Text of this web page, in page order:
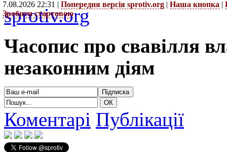
7.08.2026 22:31 | Попередня версія sprotiv.org | Наша кнопка |
Зробити стартовою
sprotiv.org
Часопис про свавілля
незаконним діям
Коментарі Публікації